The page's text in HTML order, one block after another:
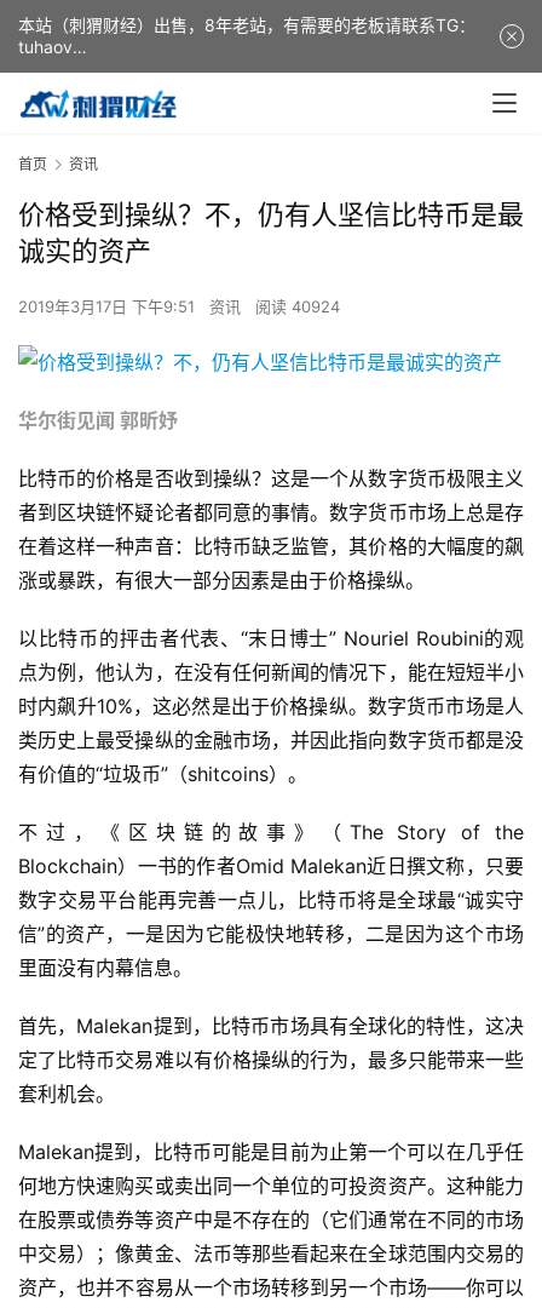
首页 资讯
价格受到操纵？不，仍有人坚信比特币是最
诚实的资产
2019年3月17日 下午9:51 资讯 阅读 40924
华尔街见闻 郭昕妤
比特币的价格是否收到操纵？这是一个从数字货币极限主义
者到区块链怀疑论者都同意的事情。数字货币市场上总是存
在着这样一种声音：比特币缺乏监管，其价格的大幅度的飙
涨或暴跌，有很大一部分因素是由于价格操纵。
以比特币的抨击者代表、“末日博士” Nouriel Roubini的观
点为例，他认为，在没有任何新闻的情况下，能在短短半小
时内飙升10%，这必然是出于价格操纵。数字货币市场是人
类历史上最受操纵的金融市场，并因此指向数字货币都是没
有价值的“垃圾币”（shitcoins）。
不过，《区块链的故事》（The Story of the
Blockchain）一书的作者Omid Malekan近日撰文称，只要
数字交易平台能再完善一点儿，比特币将是全球最“诚实守
信”的资产，一是因为它能极快地转移，二是因为这个市场
里面没有内幕信息。
首先，Malekan提到，比特币市场具有全球化的特性，这决
定了比特币交易难以有价格操纵的行为，最多只能带来一些
套利机会。
Malekan提到，比特币可能是目前为止第一个可以在几乎任
何地方快速购买或卖出同一个单位的可投资资产。这种能力
在股票或债券等资产中是不存在的（它们通常在不同的市场
中交易）；像黄金、法币等那些看起来在全球范围内交易的
资产，也并不容易从一个市场转移到另一个市场——你可以
本站（刺猬财经）出售，8年老站，有需要的老板请联系TG：
tuhaov
This website (ciweicaijing) is for sale. It is a 8-year-old
website. If you need it, please contact TG: tuhaov